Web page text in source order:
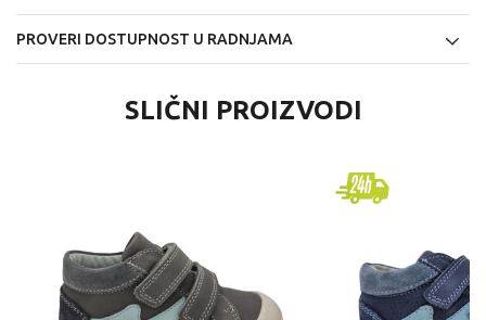
PROVERI DOSTUPNOST U RADNJAMA
SLIČNI PROIZVODI